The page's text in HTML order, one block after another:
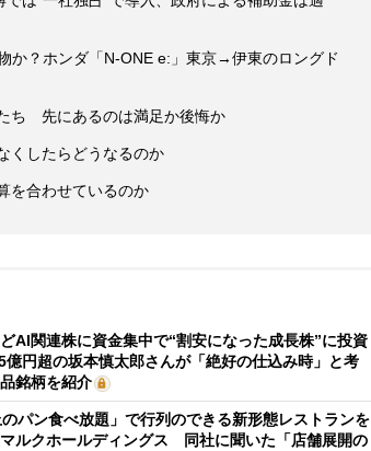
か？ホンダ「N-ONE e:」東京→伊東のロングド
ち 先にあるのは満足か後悔か
くしたらどうなるのか
を合わせているのか
AI関連株に資金集中で“割安になった成長株”に投資
円超の坂本慎太郎さんが「絶好の仕込み時」と考
銘柄を紹介
のパン食べ放題」で行列のできる新形態レストランを
ルクホールディングス 同社に聞いた「店舗展開の